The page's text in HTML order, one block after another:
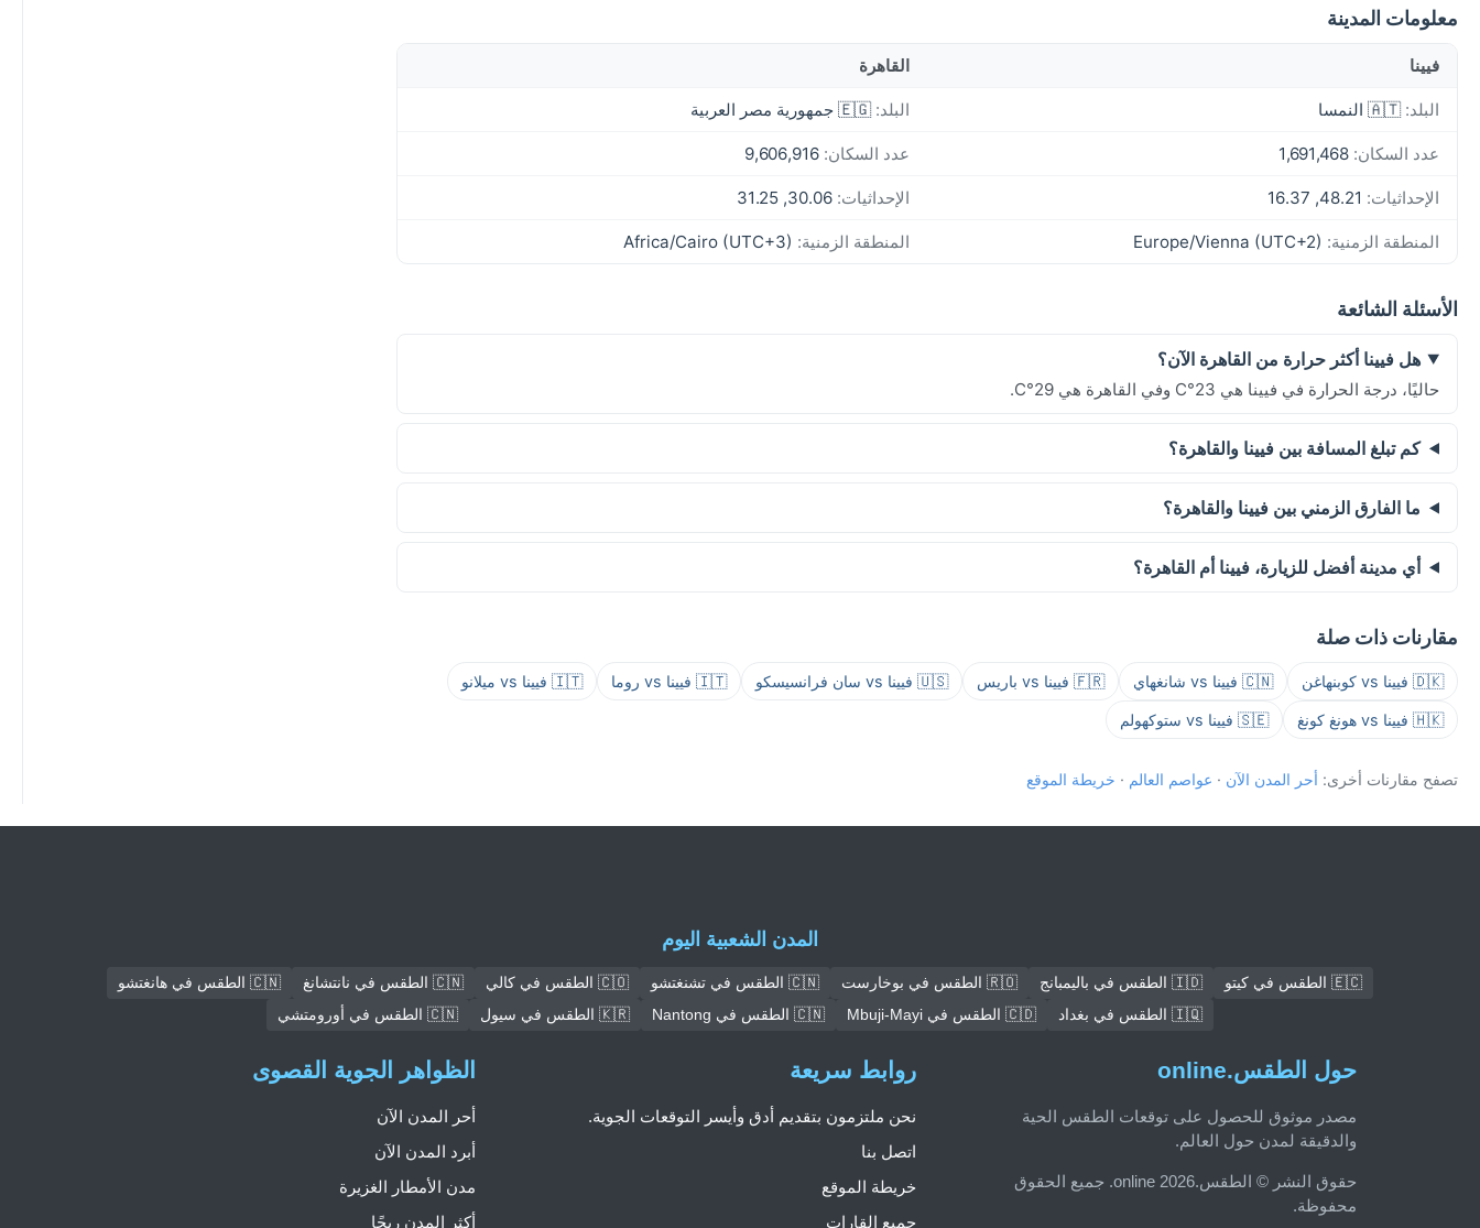
معلومات المدينة
فيينا القاهرة
البلد: 🇦🇹 النمسا البلد: 🇪🇬 جمهورية مصر العربية
عدد السكان: عدد السكان:
الإحداثيات: الإحداثيات:
المنطقة الزمنية: المنطقة الزمنية:
الأسئلة الشائعة
هل فيينا أكثر حرارة من القاهرة الآن؟
حاليًا، درجة الحرارة في فيينا هي 23°C وفي القاهرة هي 29°C.
كم تبلغ المسافة بين فيينا والقاهرة؟
ما الفارق الزمني بين فيينا والقاهرة؟
أي مدينة أفضل للزيارة، فيينا أم القاهرة؟
مقارنات ذات صلة
🇩🇰 فيينا vs كوبنهاغن 🇨🇳 فيينا vs شانغهاي 🇫🇷 فيينا vs باريس 🇺🇸 فيينا vs سان فرانسيسكو 🇮🇹 فيينا vs روما 🇮🇹 فيينا vs ميلانو
🇭🇰 فيينا vs هونغ كونغ 🇸🇪 فيينا vs ستوكهولم
تصفح مقارنات أخرى: أحر المدن الآن · عواصم العالم · خريطة الموقع
المدن الشعبية اليوم
🇪🇨 الطقس في كيتو 🇮🇩 الطقس في باليمبانج 🇷🇴 الطقس في بوخارست 🇨🇳 الطقس في تشنغتشو 🇨🇴 الطقس في كالي 🇨🇳 الطقس في نانتشانغ
🇨🇳 الطقس في هانغتشو
🇮🇶 الطقس في بغداد
🇨🇩 الطقس في Mbuji-Mayi 🇨🇳 الطقس في Nantong 🇰🇷 الطقس في سيول 🇨🇳 الطقس في أورومتشي
حول الطقس.online
مصدر موثوق للحصول على توقعات الطقس الحية
والدقيقة لمدن حول العالم.
حقوق النشر © الطقس.online 2026. جميع الحقوق
محفوظة.
روابط سريعة
نحن ملتزمون بتقديم أدق وأيسر التوقعات الجوية.
اتصل بنا
خريطة الموقع
جميع القارات
الظواهر الجوية القصوى
أحر المدن الآن
أبرد المدن الآن
مدن الأمطار الغزيرة
أكثر المدن ريحًا